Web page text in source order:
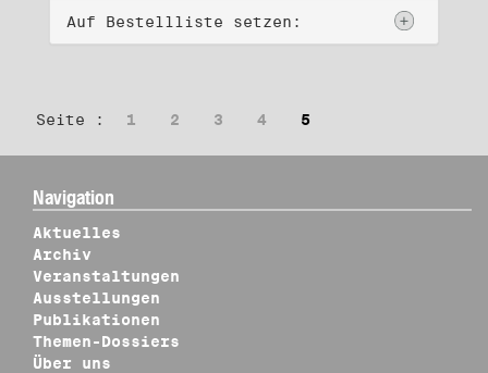
Auf Bestellliste setzen:
Seite : 1 2 3 4 5
Navigation
Aktuelles
Archiv
Veranstaltungen
Ausstellungen
Publikationen
Themen-Dossiers
Über uns